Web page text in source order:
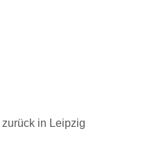
in Leipzig